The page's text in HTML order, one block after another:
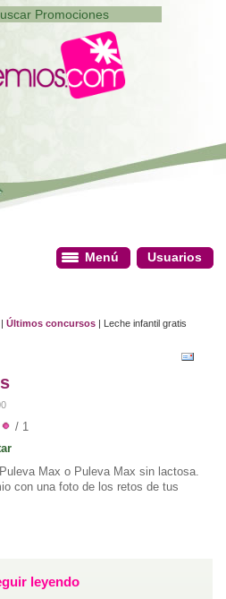
Menú
Menú Usuarios
Usuarios
| Últimos concursos | Leche infantil gratis
/ 1
Max o Puleva Max sin lactosa.
con una foto de los retos de tus
leyendo